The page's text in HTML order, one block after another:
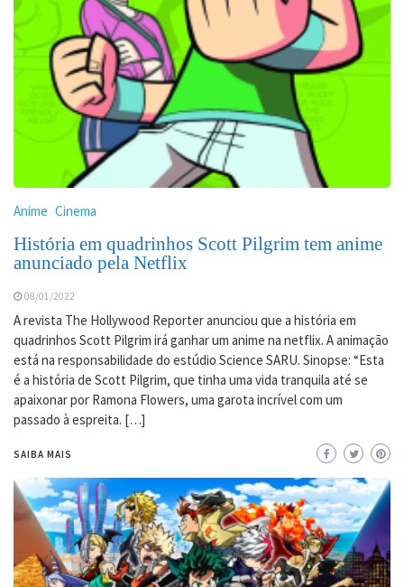
Anime Cinema
História em quadrinhos Scott Pilgrim tem anime
anunciado pela Netflix
08/01/2022
A revista The Hollywood Reporter anunciou que a história em
quadrinhos Scott Pilgrim irá ganhar um anime na netflix. A animação
está na responsabilidade do estúdio Science SARU. Sinopse: “Esta
é a história de Scott Pilgrim, que tinha uma vida tranquila até se
apaixonar por Ramona Flowers, uma garota incrível com um
passado à espreita. […]
SAIBA MAIS